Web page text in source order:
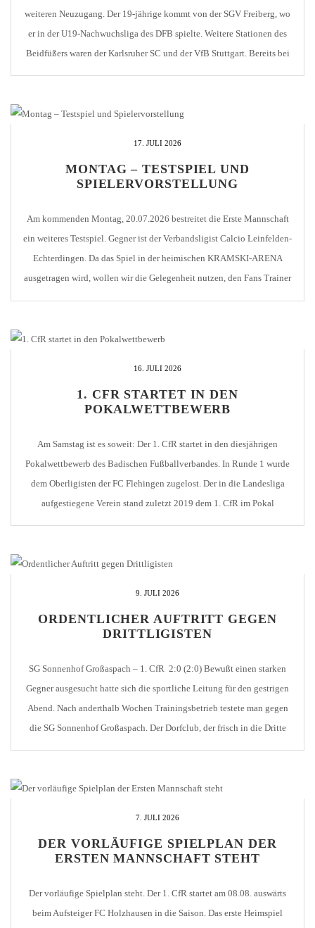
weiteren Neuzugang. Der 19-jährige kommt von der SGV Freiberg, wo
er in der U19-Nachwuchsliga des DFB spielte. Weitere Stationen des
Beidfüßers waren der Karlsruher SC und der VfB Stuttgart. Bereits bei
17. JULI 2026
MONTAG – TESTSPIEL UND
SPIELERVORSTELLUNG
Am kommenden Montag, 20.07.2026 bestreitet die Erste Mannschaft
ein weiteres Testspiel. Gegner ist der Verbandsligist Calcio Leinfelden-
Echterdingen. Da das Spiel in der heimischen KRAMSKI-ARENA
ausgetragen wird, wollen wir die Gelegenheit nutzen, den Fans Trainer
und […]
16. JULI 2026
1. CFR STARTET IN DEN
POKALWETTBEWERB
Am Samstag ist es soweit: Der 1. CfR startet in den diesjährigen
Pokalwettbewerb des Badischen Fußballverbandes. In Runde 1 wurde
dem Oberligisten der FC Flehingen zugelost. Der in die Landesliga
aufgestiegene Verein stand zuletzt 2019 dem 1. CfR im Pokal
9. JULI 2026
ORDENTLICHER AUFTRITT GEGEN
DRITTLIGISTEN
SG Sonnenhof Großaspach – 1. CfR 2:0 (2:0) Bewußt einen starken
Gegner ausgesucht hatte sich die sportliche Leitung für den gestrigen
Abend. Nach anderthalb Wochen Trainingsbetrieb testete man gegen
die SG Sonnenhof Großaspach. Der Dorfclub, der frisch in die Dritte
7. JULI 2026
DER VORLÄUFIGE SPIELPLAN DER
ERSTEN MANNSCHAFT STEHT
Der vorläufige Spielplan steht. Der 1. CfR startet am 08.08. auswärts
beim Aufsteiger FC Holzhausen in die Saison. Das erste Heimspiel